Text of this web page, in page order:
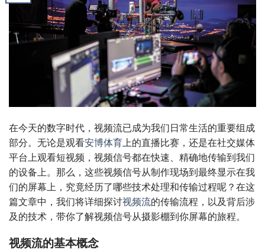
在今天的数字时代，视频流已成为我们日常生活的重要组成
部分。无论是观看安博体育
上的直播比赛，还是在社交媒体
平台上观看短视频，视频信号都在快速、精确地传输到我们
的设备上。那么，这些视频信号从制作现场到最终显示在我
们的屏幕上，究竟经历了哪些技术处理和传输过程呢？在这
篇文章中，我们将详细探讨视频流的传输流程，以及背后涉
及的技术，带你了解视频信号从摄影棚到你屏幕的旅程。
视频流的基本概念